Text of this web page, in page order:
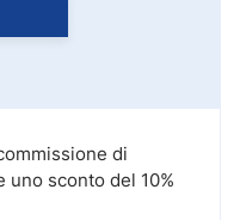
di
sconto del 10%